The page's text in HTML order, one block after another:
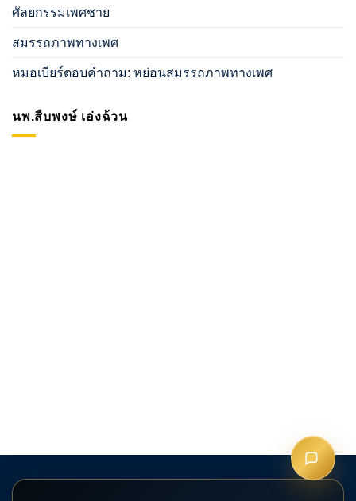
ศัลยกรรมเพศชาย
สมรรถภาพทางเพศ
หมอเบียร์ตอบคำถาม: หย่อนสมรรถภาพทางเพศ
นพ.สืบพงษ์ เอ่งฉ้วน